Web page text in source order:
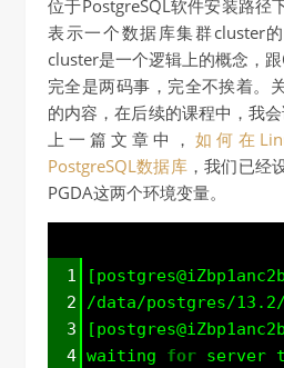
位于PostgreSQL软件安装路径
表示一个数据库集群cluster
cluster是一个逻辑上的概念，
完全是两码事，完全不挨着。
的内容，在后续的课程中，我
上一篇文章中，如何在
PostgreSQL数据库，我们已经
PGDA这两个环境变量。
1
2
/data/postgres/
3
4 waiting for server